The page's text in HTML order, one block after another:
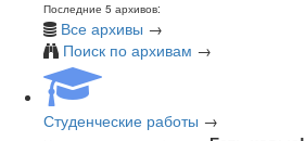
Последние 5 архивов:
Все архивы →
Поиск по архивам →
Студенческие работы →